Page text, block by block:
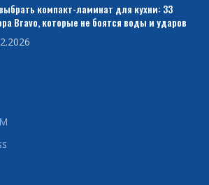
компакт-ламинат для кухни: 33
Bravo, которые не боятся воды и ударов